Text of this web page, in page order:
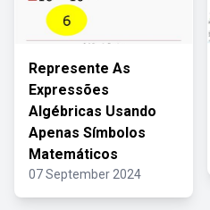
Represente As
Expressões
Algébricas Usando
Apenas Símbolos
Matemáticos
07 September 2024